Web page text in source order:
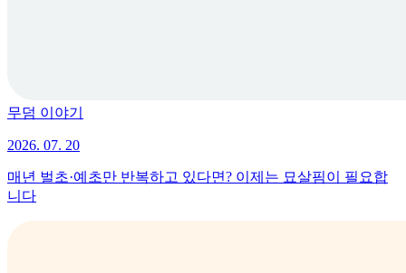
무덤 이야기
2026. 07. 20
매년 벌초·예초만 반복하고 있다면? 이제는 묘살핌이 필요합
니다